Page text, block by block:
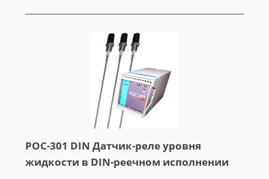
РОС-301 DIN Датчик-реле уровня
жидкости в DIN-реечном исполнении